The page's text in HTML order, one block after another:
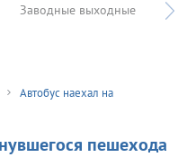
Заводные выходные
Автобус наехал на
пешехода